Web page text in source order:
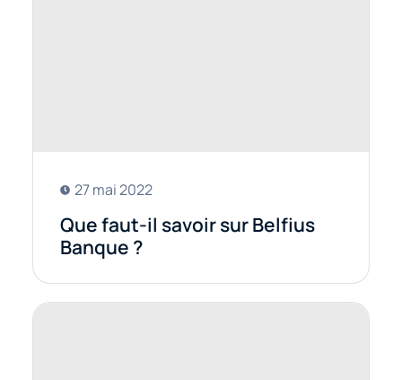
27 mai 2022
Que faut-il savoir sur Belfius
Banque ?